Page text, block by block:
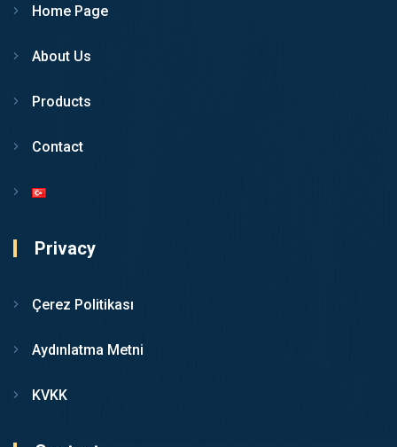
Home Page
About Us
Products
Contact
Privacy
Çerez Politikası
Aydınlatma Metni
KVKK